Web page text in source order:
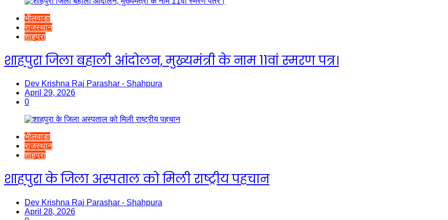
भीलवाडा
राजस्थान
शाहपुरा
शाहपुरा जिला बहाली आंदोलन, मुख्यमंत्री के नाम 11वां स्मरण पत्र।
Dev Krishna Raj Parashar - Shahpura
April 29, 2026
0
भीलवाडा
राजस्थान
शाहपुरा
शाहपुरा के जिला अस्पताल को मिली राष्ट्रीय पहचान
Dev Krishna Raj Parashar - Shahpura
April 28, 2026